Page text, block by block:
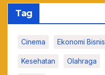
Tag
Cinema Ekonomi Bisnis
Kesehatan Olahraga